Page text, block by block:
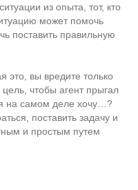
из опыта, тот, кто
может помочь
поставить правильную
это, вы вредите только
чтобы агент прыгал
я на самом деле хочу…?
поставить задачу и
и простым путем